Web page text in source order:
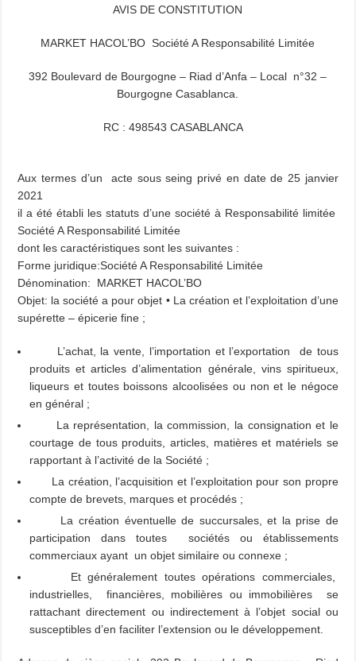
AVIS DE CONSTITUTION
MARKET HACOL’BO Société A Responsabilité Limitée
392 Boulevard de Bourgogne – Riad d’Anfa – Local n°32 –
Bourgogne Casablanca.
RC : 498543 CASABLANCA
Aux termes d’un acte sous seing privé en date de 25 janvier
2021
il a été établi les statuts d’une société à Responsabilité limitée
Société A Responsabilité Limitée
dont les caractéristiques sont les suivantes :
Forme juridique:Société A Responsabilité Limitée
Dénomination: MARKET HACOL’BO
Objet: la société a pour objet • La création et l’exploitation d’une
supérette – épicerie fine ;
L’achat, la vente, l’importation et l’exportation de tous
produits et articles d’alimentation générale, vins spiritueux,
liqueurs et toutes boissons alcoolisées ou non et le négoce
en général ;
La représentation, la commission, la consignation et le
courtage de tous produits, articles, matières et matériels se
rapportant à l’activité de la Société ;
La création, l’acquisition et l’exploitation pour son propre
compte de brevets, marques et procédés ;
La création éventuelle de succursales, et la prise de
participation dans toutes sociétés ou établissements
commerciaux ayant un objet similaire ou connexe ;
Et généralement toutes opérations commerciales,
industrielles, financières, mobilières ou immobilières se
rattachant directement ou indirectement à l’objet social ou
susceptibles d’en faciliter l’extension ou le développement.